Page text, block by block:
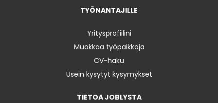
TYÖNANTAJILLE
Yritysprofiilini
Muokkaa työpaikkoja
CV-haku
Usein kysytyt kysymykset
TIETOA JOBLYSTA